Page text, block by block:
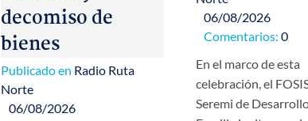
decomiso de
bienes
Publicado en Radio Ruta
Norte
06/08/2026
06/08/2026
Comentarios: 0
En el marco de esta
celebración, el
Seremi de